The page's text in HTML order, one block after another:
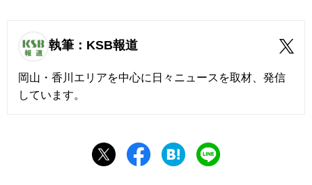
執筆：KSB報道
岡山・香川エリアを中心に日々ニュースを取材、発信
しています。